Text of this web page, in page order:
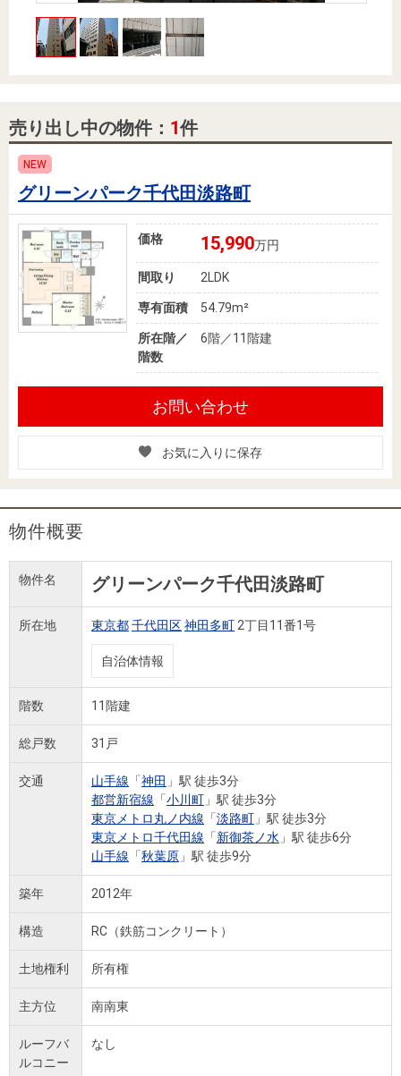
売り出し中の物件： 1件
NEW
グリーンパーク千代田淡路町
価格 15,990万円
間取り 2LDK
専有面積 54.79m²
所在階／
階数
6階／11階建
お問い合わせ
お気に入りに保存
物件概要
物件名 グリーンパーク千代田淡路町
所在地 東京都千代田区神田多町 2丁目11番1号
自治体情報
階数 11階建
総戸数 31戸
交通 山手線 「神田 」駅 徒歩3分
都営新宿線 「小川町 」駅 徒歩3分
東京メトロ丸ノ内線 「淡路町 」駅 徒歩3分
東京メトロ千代田線 「新御茶ノ水 」駅 徒歩6分
山手線 「秋葉原 」駅 徒歩9分
築年 2012年
構造 RC（鉄筋コンクリート）
土地権利 所有権
主方位 南南東
ルーフバ
ルコニー
なし